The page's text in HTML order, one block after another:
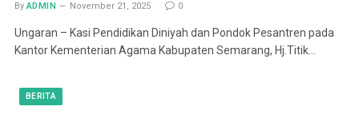
By ADMIN November 21, 2025 0
Ungaran – Kasi Pendidikan Diniyah dan Pondok Pesantren pada
Kantor Kementerian Agama Kabupaten Semarang, Hj.Titik…
BERITA